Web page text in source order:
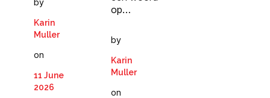
Karin
Muller
on
11 June
2026
op…
by
Karin
Muller
on